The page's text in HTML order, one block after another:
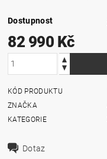
Dostupnost
82 990 Kč
KÓD PRODUKTU
ZNAČKA
KATEGORIE
Dotaz